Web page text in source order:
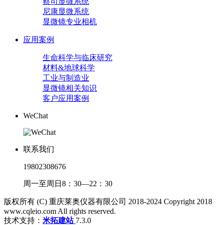
尼康显微系统
显微镜专业相机
应用案例
生命科学与临床研究
材料&地球科学
工业与制造业
显微镜相关知识
客户应用案例
WeChat
联系我们
19802308676
周一至周日8：30—22：30
版权所有 (C) 重庆莱奥仪器有限公司 2018-2024 Copyright 2018
www.cqleio.com All rights reserved.
技术支持： 米拓建站 7.3.0